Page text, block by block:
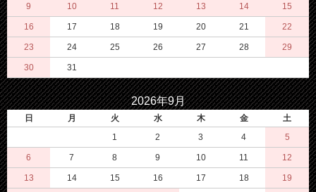
9 10 11 12 13 14 15
16 17 18 19 20 21 22
23 24 25 26 27 28 29
30 31
2026年9月
日 月 火 水 木 金
土
1
2 3 4 5
6 7 8 9 10 11 12
13 14 15 16 17 18 19